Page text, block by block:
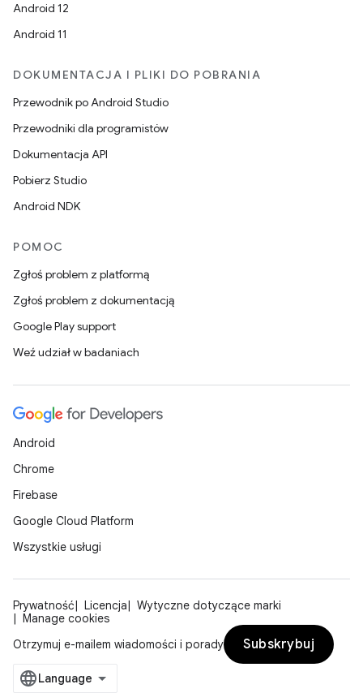
Android 12
Android 11
DOKUMENTACJA I PLIKI DO POBRANIA
Przewodnik po Android Studio
Przewodniki dla programistów
Dokumentacja API
Pobierz Studio
Android NDK
POMOC
Zgłoś problem z platformą
Zgłoś problem z dokumentacją
Google Play support
Weź udział w badaniach
Android
Chrome
Firebase
Google Cloud Platform
Wszystkie usługi
Prywatność Licencja
Wytyczne dotyczące marki
Manage cookies
Otrzymuj e-mailem wiadomości i porady
Subskrybuj